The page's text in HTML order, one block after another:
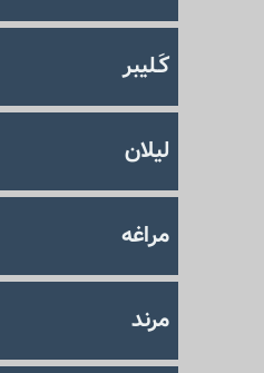
كَـلیبر
لیلان
مراغه
مرند